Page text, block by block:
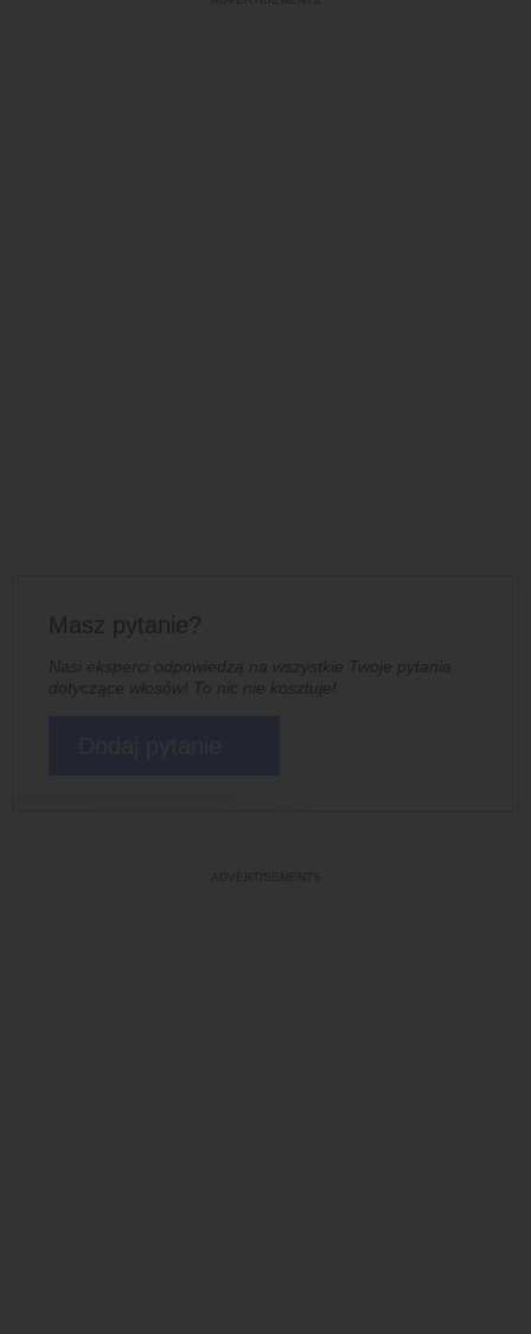
Masz pytanie?
Nasi eksperci odpowiedzą na wszystkie Twoje pytania
dotyczące włosów! To nic nie kosztuje!